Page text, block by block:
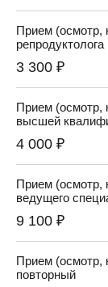
Прием (осмотр,
3 300 ₽
Прием (осмотр,
высшей
4 000 ₽
Прием (осмотр,
ведущего
9 100 ₽
Прием (осмотр,
повторный